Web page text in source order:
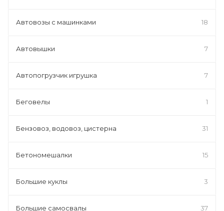
Автовозы с машинками 18
Автовышки 7
Автопогрузчик игрушка 7
Беговелы 1
Бензовоз, водовоз, цистерна 31
Бетономешалки 15
Большие куклы 3
Большие самосвалы 37